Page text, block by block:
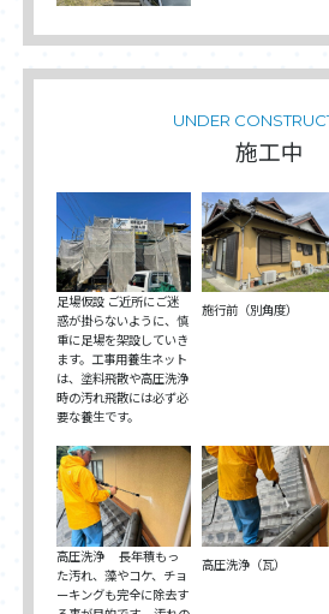
UNDER
施工中
足場仮設 ご近所にご迷
惑が掛らないように、慎
重に足場を架設していき
ます。工事用養生ネット
は、塗料飛散や高圧洗浄
時の汚れ飛散には必ず必
要な養生です。
施行前（別角度）
高圧洗浄 長年積もっ
た汚れ、藻やコケ、チョ
ーキングも完全に除去す
高圧洗浄（瓦）